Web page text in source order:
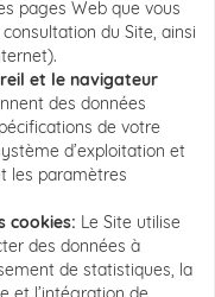
pages Web que vous
du Site, ainsi
et le navigateur
des données
de votre
d’exploitation et
les paramètres
cookies: Le Site utilise
des données à
de statistiques, la